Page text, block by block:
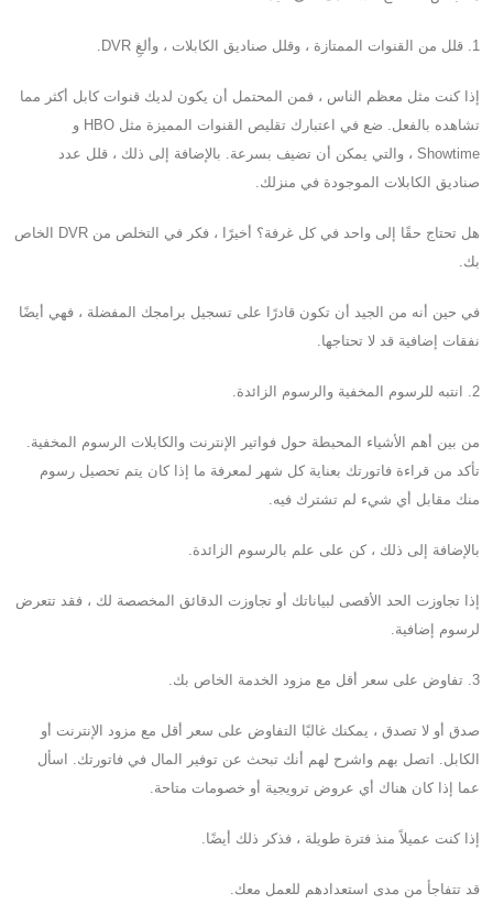
1. قلل من القنوات الممتازة ، وقلل صناديق الكابلات ، وألغِ DVR.
إذا كنت مثل معظم الناس ، فمن المحتمل أن يكون لديك قنوات كابل أكثر مما
تشاهده بالفعل. ضع في اعتبارك تقليص القنوات المميزة مثل HBO و
Showtime ، والتي يمكن أن تضيف بسرعة. بالإضافة إلى ذلك ، قلل عدد
صناديق الكابلات الموجودة في منزلك.
هل تحتاج حقًا إلى واحد في كل غرفة؟ أخيرًا ، فكر في التخلص من DVR الخاص
بك.
في حين أنه من الجيد أن تكون قادرًا على تسجيل برامجك المفضلة ، فهي أيضًا
نفقات إضافية قد لا تحتاجها.
2. انتبه للرسوم المخفية والرسوم الزائدة.
من بين أهم الأشياء المحبطة حول فواتير الإنترنت والكابلات الرسوم المخفية.
تأكد من قراءة فاتورتك بعناية كل شهر لمعرفة ما إذا كان يتم تحصيل رسوم
منك مقابل أي شيء لم تشترك فيه.
بالإضافة إلى ذلك ، كن على علم بالرسوم الزائدة.
إذا تجاوزت الحد الأقصى لبياناتك أو تجاوزت الدقائق المخصصة لك ، فقد تتعرض
لرسوم إضافية.
3. تفاوض على سعر أقل مع مزود الخدمة الخاص بك.
صدق أو لا تصدق ، يمكنك غالبًا التفاوض على سعر أقل مع مزود الإنترنت أو
الكابل. اتصل بهم واشرح لهم أنك تبحث عن توفير المال في فاتورتك. اسأل
عما إذا كان هناك أي عروض ترويجية أو خصومات متاحة.
إذا كنت عميلاً منذ فترة طويلة ، فذكر ذلك أيضًا.
قد تتفاجأ من مدى استعدادهم للعمل معك.